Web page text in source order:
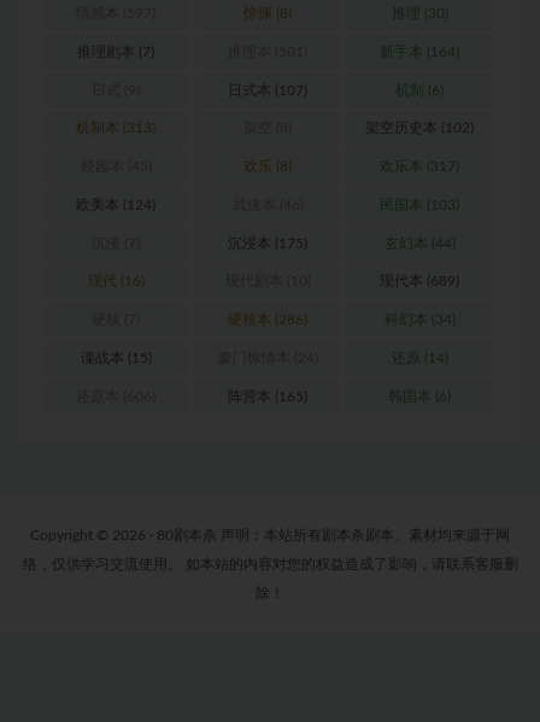
惊悚 (8) 推理 (30)
推理剧本 (7) 新手本 (164)
日式本 (107) 机制 (6)
机制本 (313) 架空历史本 (102)
欢乐 (8) 欢乐本 (317)
欧美本 (124) 民国本 (103)
沉浸本 (175) 玄幻本 (44)
现代 (16) 现代本 (689)
硬核本 (286) 科幻本 (34)
谍战本 (15) 还原 (14)
阵营本 (165) 韩国本 (6)
Copyright © 2026 · 80剧本杀 声明：本站所有剧本杀剧本、素材均来源于网
络，仅供学习交流使用。 如本站的内容对您的权益造成了影响，请联系客服删
除！